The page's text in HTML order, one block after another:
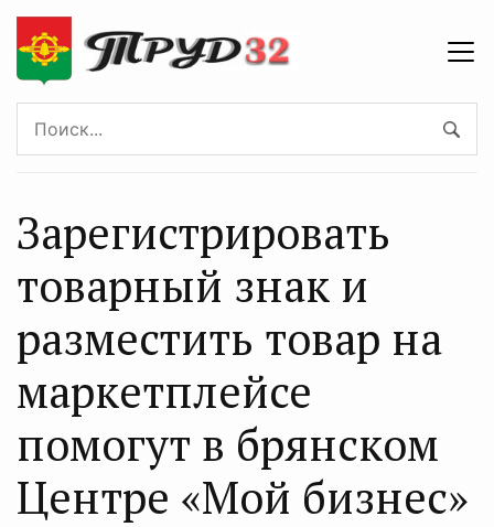
Зарегистрировать
товарный знак и
разместить товар на
маркетплейсе
помогут в брянском
Центре «Мой бизнес»